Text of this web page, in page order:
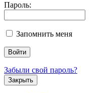
Пароль:
Запомнить меня
Забыли свой пароль?
Закрыть